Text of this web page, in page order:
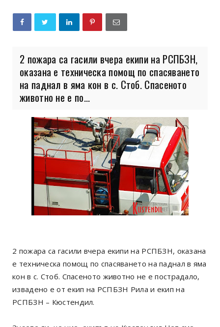
2 пожара са гасили вчера екипи на РСПБЗН,
оказана е техническа помощ по спасяването
на паднал в яма кон в с. Стоб. Спасеното
животно не е по...
2 пожара са гасили вчера екипи на РСПБЗН, оказана
е техническа помощ по спасяването на паднал в яма
кон в с. Стоб. Спасеното животно не е пострадало,
извадено е от екип на РСПБЗН Рила и екип на
РСПБЗН – Кюстендил.